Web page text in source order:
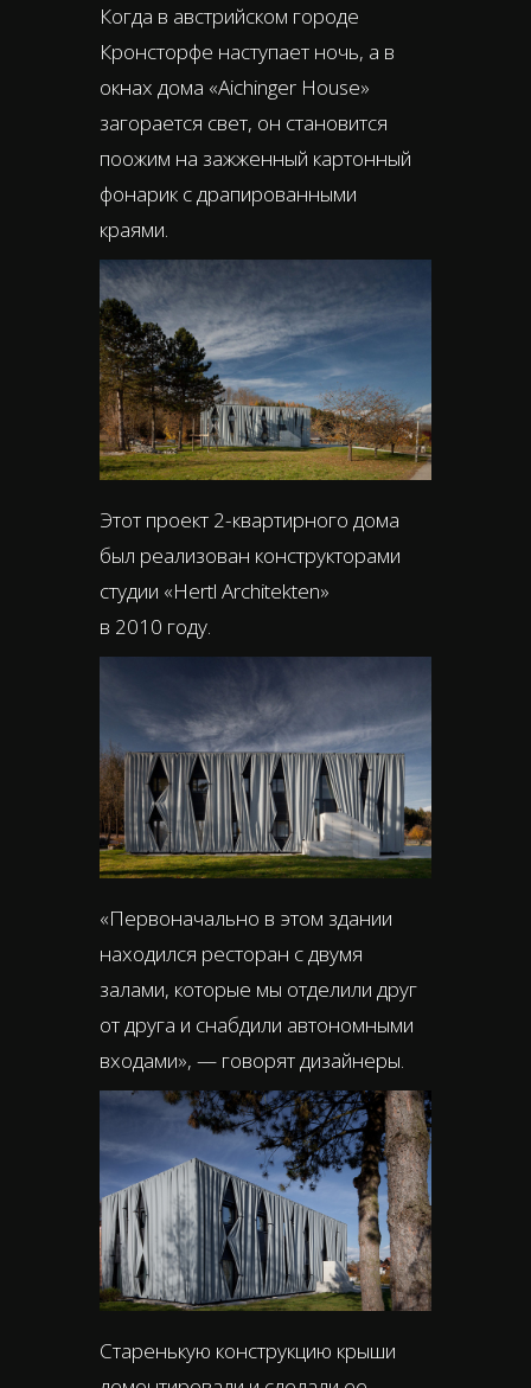
Когда в австрийском городе
Кронсторфе наступает ночь, а в
окнах дома «Aichinger House»
загорается свет, он становится
поожим на зажженный картонный
фонарик с драпированными
краями.
Этот проект 2-квартирного дома
был реализован конструкторами
студии «Hertl Architekten»
в 2010 году.
«Первоначально в этом здании
находился ресторан с двумя
залами, которые мы отделили друг
от друга и снабдили автономными
входами», — говорят дизайнеры.
Старенькую конструкцию крыши